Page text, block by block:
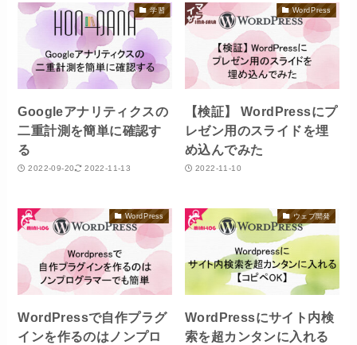
学習
Googleアナリティクスの
二重計測を簡単に確認す
る
2022-09-20 2022-11-13
WordPress
【検証】 WordPressにプ
レゼン用のスライドを埋
め込んでみた
2022-11-10
WordPress
WordPressで自作プラグ
インを作るのはノンプロ
ウェブ開発
WordPressにサイト内検
索を超カンタンに入れる